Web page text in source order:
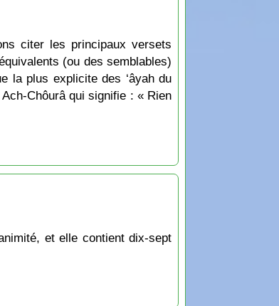
citer les principaux versets
(ou des semblables)
la plus explicite des ‘âyah du
Chôurâ qui signifie : « Rien
et elle contient dix-sept